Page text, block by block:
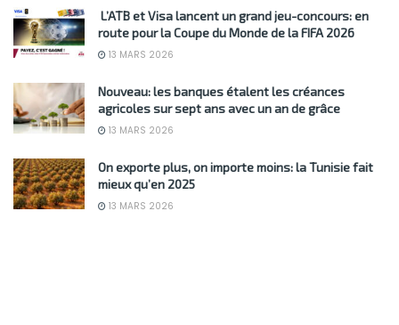
L’ATB et Visa lancent un grand jeu-concours: en
route pour la Coupe du Monde de la FIFA 2026
13 MARS 2026
Nouveau: les banques étalent les créances
agricoles sur sept ans avec un an de grâce
13 MARS 2026
On exporte plus, on importe moins: la Tunisie fait
mieux qu’en 2025
13 MARS 2026